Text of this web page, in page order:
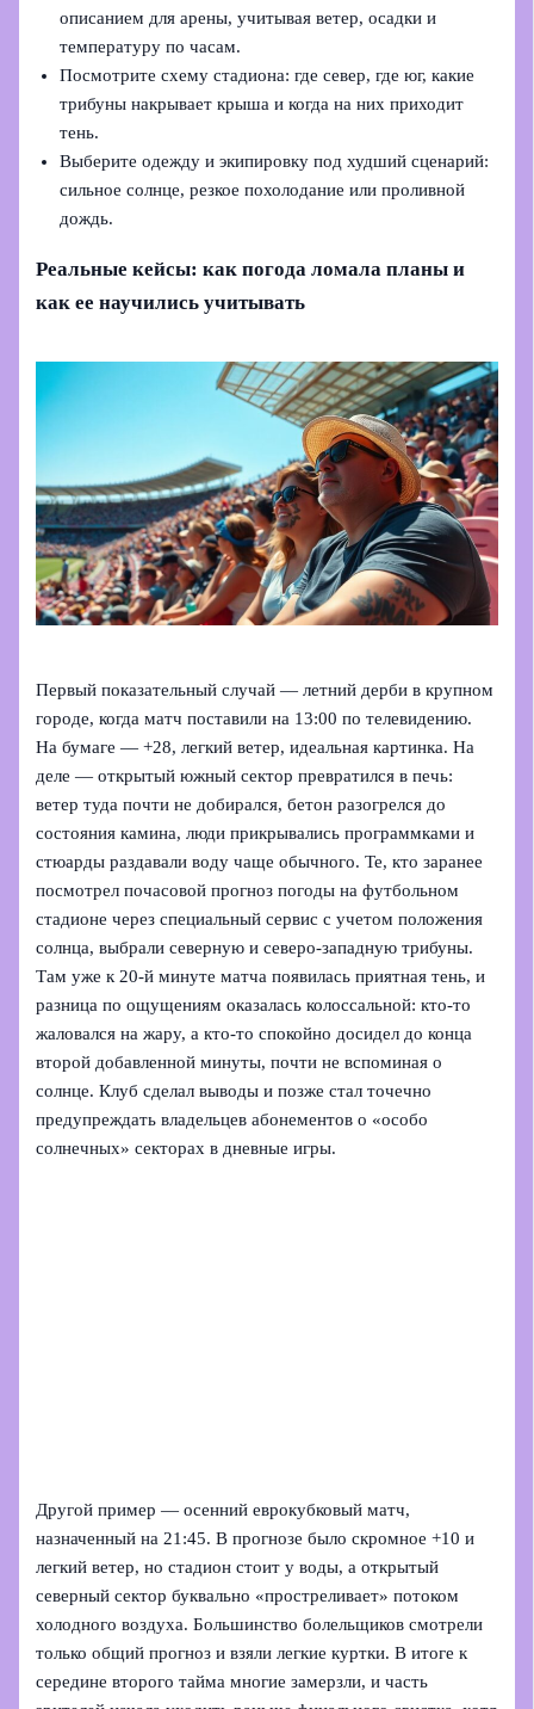
описанием для арены, учитывая ветер, осадки и
температуру по часам.
Посмотрите схему стадиона: где север, где юг, какие
трибуны накрывает крыша и когда на них приходит
тень.
Выберите одежду и экипировку под худший сценарий:
сильное солнце, резкое похолодание или проливной
дождь.
Реальные кейсы: как погода ломала планы и
как ее научились учитывать
Первый показательный случай — летний дерби в крупном
городе, когда матч поставили на 13:00 по телевидению.
На бумаге — +28, легкий ветер, идеальная картинка. На
деле — открытый южный сектор превратился в печь:
ветер туда почти не добирался, бетон разогрелся до
состояния камина, люди прикрывались программками и
стюарды раздавали воду чаще обычного. Те, кто заранее
посмотрел почасовой прогноз погоды на футбольном
стадионе через специальный сервис с учетом положения
солнца, выбрали северную и северо-западную трибуны.
Там уже к 20-й минуте матча появилась приятная тень, и
разница по ощущениям оказалась колоссальной: кто-то
жаловался на жару, а кто-то спокойно досидел до конца
второй добавленной минуты, почти не вспоминая о
солнце. Клуб сделал выводы и позже стал точечно
предупреждать владельцев абонементов о «особо
солнечных» секторах в дневные игры.
Другой пример — осенний еврокубковый матч,
назначенный на 21:45. В прогнозе было скромное +10 и
легкий ветер, но стадион стоит у воды, а открытый
северный сектор буквально «простреливает» потоком
холодного воздуха. Большинство болельщиков смотрели
только общий прогноз и взяли легкие куртки. В итоге к
середине второго тайма многие замерзли, и часть